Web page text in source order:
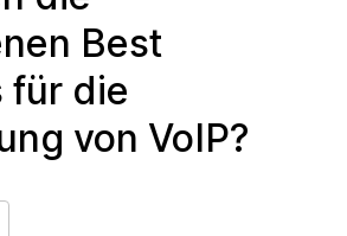
Best
für die
von VoIP?